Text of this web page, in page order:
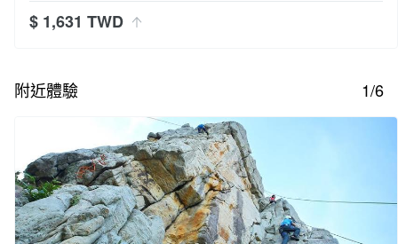
$ 1,631 TWD
附近體驗 1/6